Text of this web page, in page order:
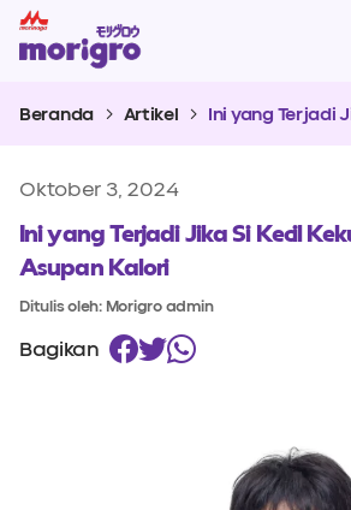
Beranda Artikel Ini yang Terjadi Jika Si
Oktober 3, 2024
Ini yang Terjadi Jika Si Kecil
Asupan Kalori
Ditulis oleh: Morigro admin
Bagikan